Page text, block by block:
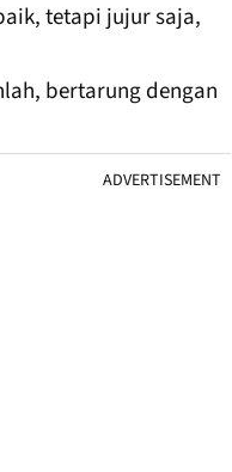
tetapi jujur ​​saja,
bertarung dengan
ADVERTISEMENT